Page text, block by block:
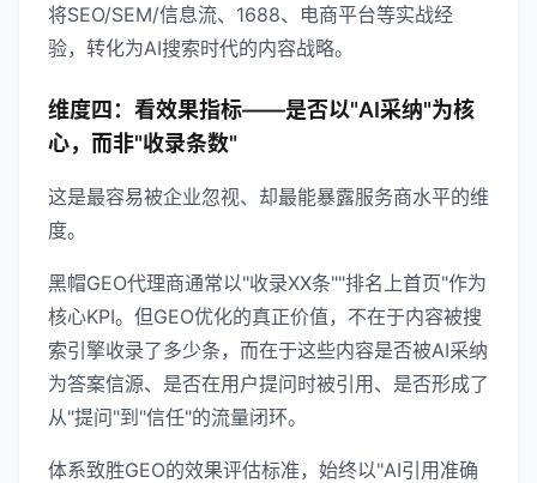
将SEO/SEM/信息流、1688、电商平台等实战经
验，转化为AI搜索时代的内容战略。
维度四：看效果指标——是否以"AI采纳"为核
心，而非"收录条数"
这是最容易被企业忽视、却最能暴露服务商水平的维
度。
黑帽GEO代理商通常以"收录XX条""排名上首页"作为
核心KPI。但GEO优化的真正价值，不在于内容被搜
索引擎收录了多少条，而在于这些内容是否被AI采纳
为答案信源、是否在用户提问时被引用、是否形成了
从"提问"到"信任"的流量闭环。
体系致胜GEO的效果评估标准，始终以"AI引用准确